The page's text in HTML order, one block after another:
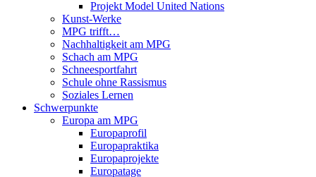
Projekt Model United Nations
Kunst-Werke
MPG trifft…
Nachhaltigkeit am MPG
Schach am MPG
Schneesportfahrt
Schule ohne Rassismus
Soziales Lernen
Schwerpunkte
Europa am MPG
Europaprofil
Europapraktika
Europaprojekte
Europatage